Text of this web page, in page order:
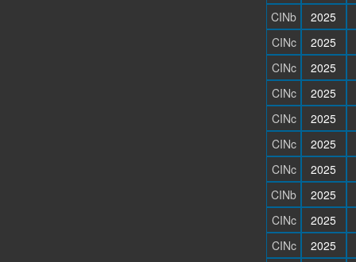
CINb
2025
CINc
2025
CINc
2025
CINc
2025
CINc
2025
CINc
2025
CINc
2025
CINb
2025
CINc
2025
CINc
2025